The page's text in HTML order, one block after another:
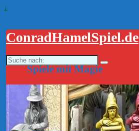
↓
ConradHamelSpiel.de
Suche
nach:
Spiele mit Magie